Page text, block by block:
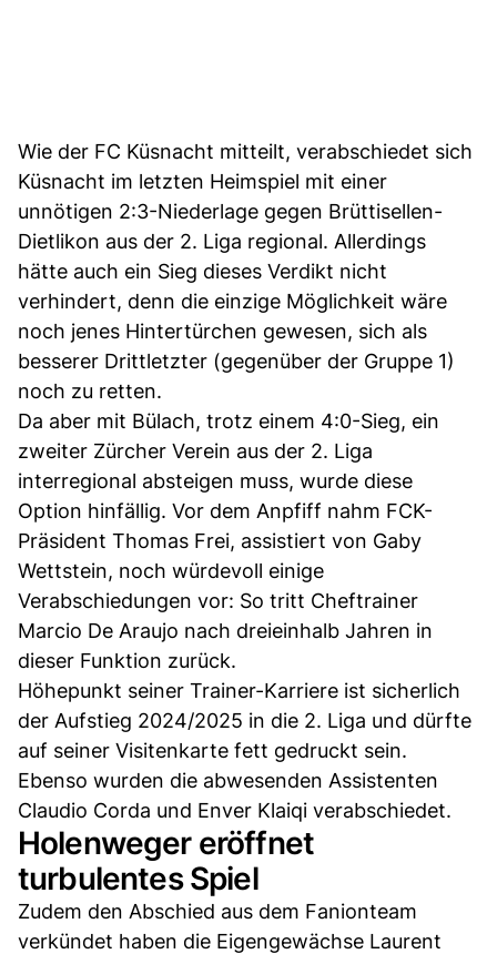
Wie der FC Küsnacht mitteilt, verabschiedet sich
Küsnacht im letzten Heimspiel mit einer
unnötigen 2:3-Niederlage gegen Brüttisellen-
Dietlikon aus der 2. Liga regional. Allerdings
hätte auch ein Sieg dieses Verdikt nicht
verhindert, denn die einzige Möglichkeit wäre
noch jenes Hintertürchen gewesen, sich als
besserer Drittletzter (gegenüber der Gruppe 1)
noch zu retten.
Da aber mit Bülach, trotz einem 4:0-Sieg, ein
zweiter Zürcher Verein aus der 2. Liga
interregional absteigen muss, wurde diese
Option hinfällig. Vor dem Anpfiff nahm FCK-
Präsident Thomas Frei, assistiert von Gaby
Wettstein, noch würdevoll einige
Verabschiedungen vor: So tritt Cheftrainer
Marcio De Araujo nach dreieinhalb Jahren in
dieser Funktion zurück.
Höhepunkt seiner Trainer-Karriere ist sicherlich
der Aufstieg 2024/2025 in die 2. Liga und dürfte
auf seiner Visitenkarte fett gedruckt sein.
Ebenso wurden die abwesenden Assistenten
Claudio Corda und Enver Klaiqi verabschiedet.
Holenweger eröffnet
turbulentes Spiel
Zudem den Abschied aus dem Fanionteam
verkündet haben die Eigengewächse Laurent